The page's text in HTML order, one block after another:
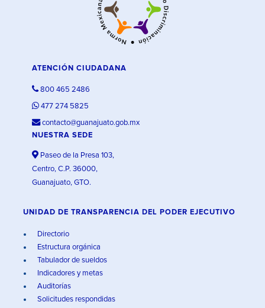
ATENCIÓN CIUDADANA
800 465 2486
477 274 5825
contacto@guanajuato.gob.mx
NUESTRA SEDE
Paseo de la Presa 103,
Centro, C.P. 36000,
Guanajuato, GTO.
UNIDAD DE TRANSPARENCIA DEL PODER EJECUTIVO
Directorio
Estructura orgánica
Tabulador de sueldos
Indicadores y metas
Auditorías
Solicitudes respondidas